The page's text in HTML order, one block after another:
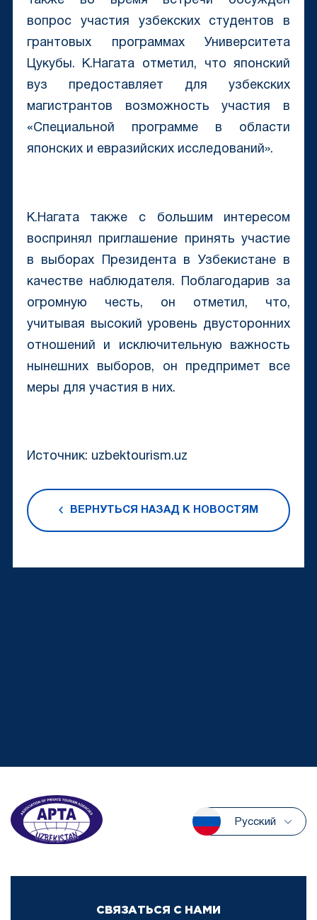
вопрос участия узбекских студентов в
грантовых программах Университета
Цукубы. К.Нагата отметил, что японский
вуз предоставляет для узбекских
магистрантов возможность участия в
«Специальной программе в области
японских и евразийских исследований».
К.Нагата также с большим интересом
воспринял приглашение принять участие
в выборах Президента в Узбекистане в
качестве наблюдателя. Поблагодарив за
огромную честь, он отметил, что,
учитывая высокий уровень двусторонних
отношений и исключительную важность
нынешних выборов, он предпримет все
меры для участия в них.
Источник: uzbektourism.uz
ВЕРНУТЬСЯ НАЗАД К НОВОСТЯМ
Русский
СВЯЗАТЬСЯ С НАМИ